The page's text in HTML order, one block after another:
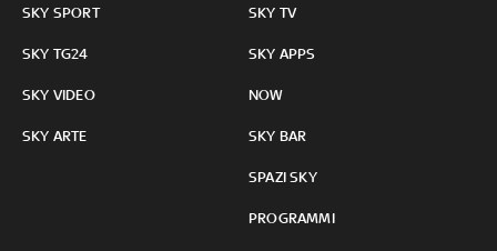
SKY SPORT
SKY TG24
SKY VIDEO
SKY ARTE
SKY TV
SKY APPS
NOW
SKY BAR
SPAZI SKY
PROGRAMMI